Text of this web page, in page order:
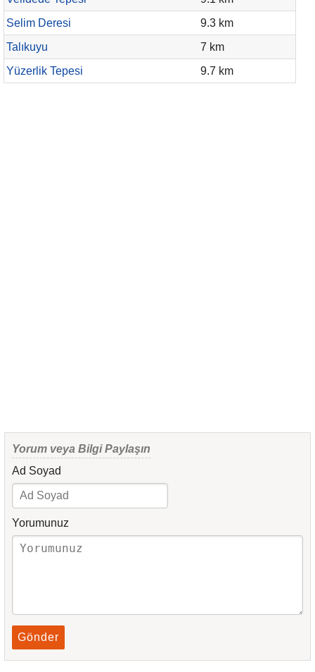
Selim Deresi
9.3 km
Talıkuyu
7 km
Yüzerlik Tepesi
9.7 km
Yorum veya Bilgi Paylaşın
Ad Soyad
Yorumunuz
Gönder